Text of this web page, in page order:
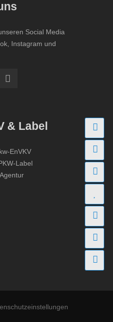
Social Media
Instagram und
& Label
EnVKV
Label